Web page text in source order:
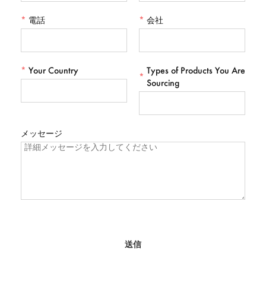
* 電話 * 会社
* Your Country
*
Types of Products You Are
Sourcing
メッセージ
送信